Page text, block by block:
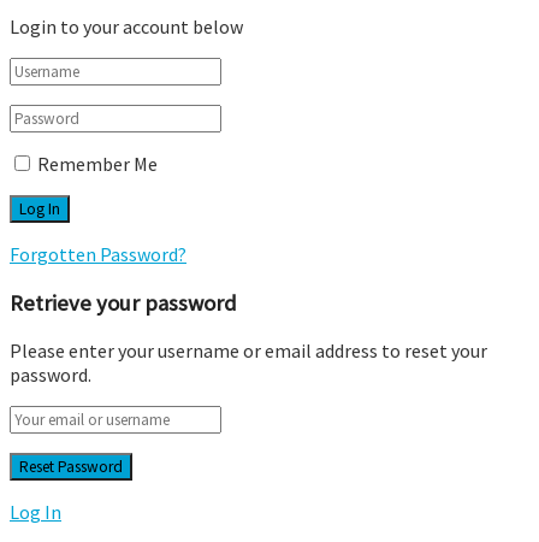
Login to your account below
Remember Me
Forgotten Password?
Retrieve your password
Please enter your username or email address to reset your
password.
Log In